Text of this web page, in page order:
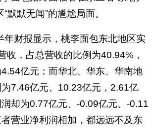
默默无闻”的尴尬局面。
年财报显示，桃李面包东北地区实
收，占总营收的比例为40.94%，
4.54亿元；而华北、华东、华南地
7.46亿元、10.23亿元，2.61亿
却为0.77亿元、-0.09亿元、-0.11
营业净利润相加，都远远不及东